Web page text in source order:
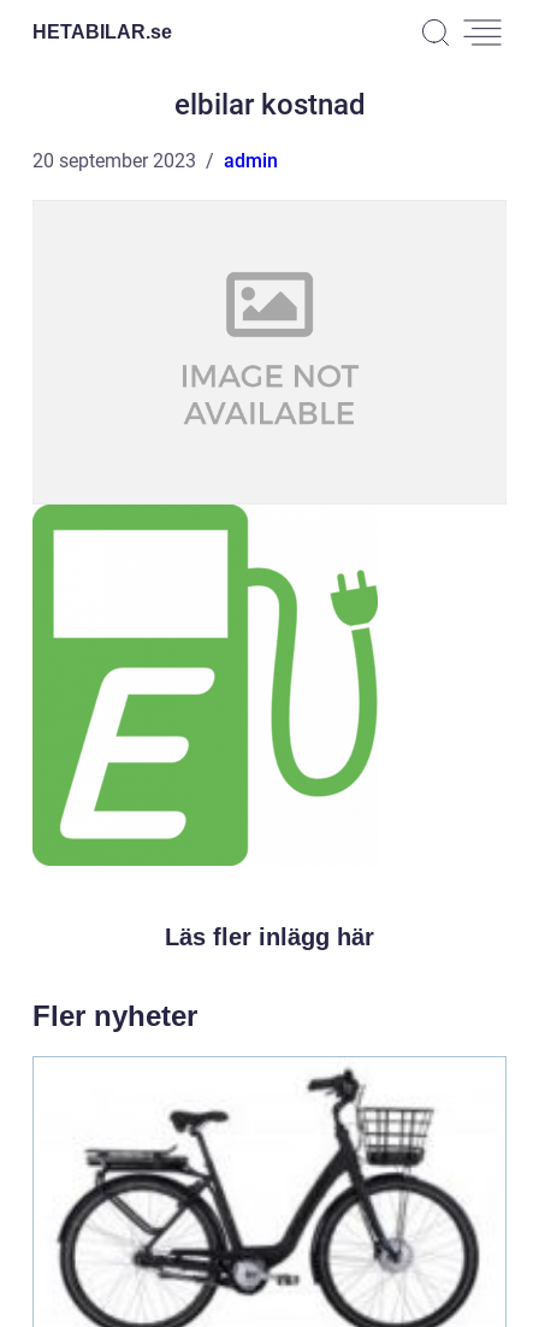
HETABILAR.se
elbilar kostnad
20 september 2023 admin
Läs fler inlägg här
Fler nyheter